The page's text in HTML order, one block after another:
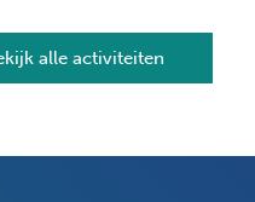
alle activiteiten